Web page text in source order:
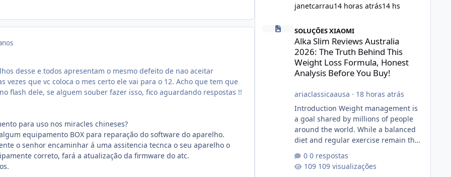
desse e todos apresentam o mesmo defeito de nao aceitar
vezes que vc coloca o mes certo ele vai para o 12. Acho que tem que
flash dele, se alguem souber fazer isso, fico aguardando respostas !!
para uso nos miracles chineses?
equipamento BOX para reparação do software do aparelho.
o senhor encaminhar á uma assitencia tecnca o seu aparelho o
correto, fará a atualização da firmware do atc.
janetcarrau14 horas atrás14 hs
SOLUÇÕES XIAOMI
Alka Slim Reviews Australia
2026: The Truth Behind This
Weight Loss Formula, Honest
Analysis Before You Buy!
ariaclassicaausa · 18 horas atrás
Introduction Weight management is
a goal shared by millions of people
around the world. While a balanced
diet and regular exercise remain the
many individuals also explore dietary
supplements for additional support.
0 respostas
109 visualizações